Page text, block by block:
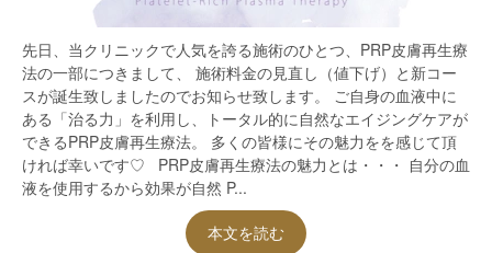
先日、当クリニックで人気を誇る施術のひとつ、PRP皮膚再生療
法の一部につきまして、 施術料金の見直し（値下げ）と新コー
スが誕生致しましたのでお知らせ致します。 ご自身の血液中に
ある「治る力」を利用し、トータル的に自然なエイジングケアが
できるPRP皮膚再生療法。 多くの皆様にその魅力をを感じて頂
ければ幸いです♡ PRP皮膚再生療法の魅力とは・・・ 自分の血
液を使用するから効果が自然 P...
本文を読む